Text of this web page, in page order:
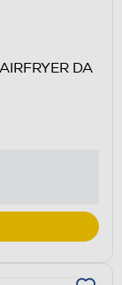
DA